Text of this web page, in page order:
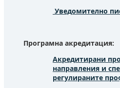
Уведомително
Програмна акредитация:
Акредитирани
направления и
регулираните